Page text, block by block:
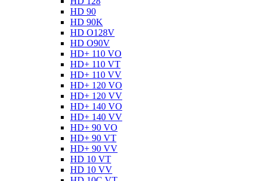
HD 90
HD 90K
HD O128V
HD O90V
HD+ 110 VO
HD+ 110 VT
HD+ 110 VV
HD+ 120 VO
HD+ 120 VV
HD+ 140 VO
HD+ 140 VV
HD+ 90 VO
HD+ 90 VT
HD+ 90 VV
HD 10 VT
HD 10 VV